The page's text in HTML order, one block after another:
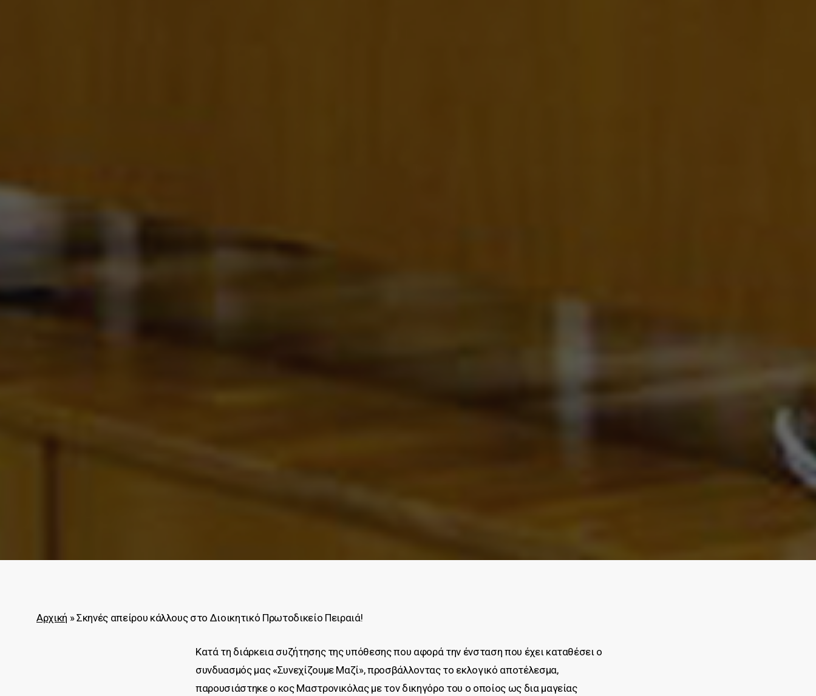
Αρχική »Σκηνές απείρου κάλλους στο Διοικητικό Πρωτοδικείο Πειραιά!
Κατά τη διάρκεια συζήτησης της υπόθεσης που αφορά την ένσταση που έχει καταθέσει ο
συνδυασμός μας «Συνεχίζουμε Μαζί», προσβάλλοντας το εκλογικό αποτέλεσμα,
παρουσιάστηκε ο κος Μαστρονικόλας με τον δικηγόρο του ο οποίος ως δια μαγείας